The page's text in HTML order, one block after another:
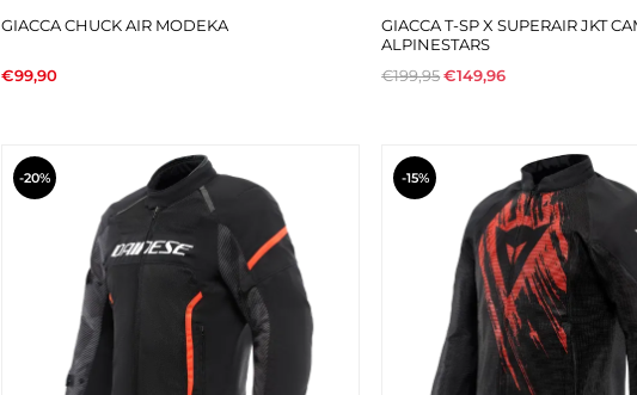
GIACCA CHUCK AIR MODEKA
€99,90
GIACCA T-SP X SUPERAIR JKT
ALPINESTARS
€199,95€149,96
-20% -15%